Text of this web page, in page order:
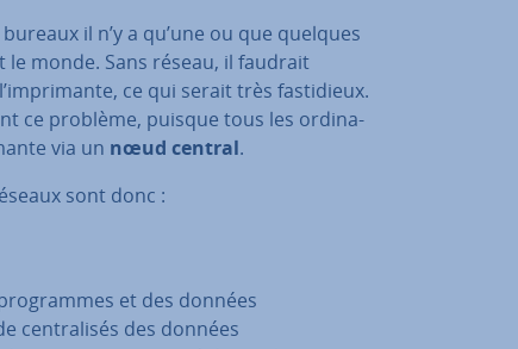
il n’y a qu’une ou que quelques
monde. Sans réseau, il faudrait
ce qui serait très fas­ti­dieux.
ce problème, puisque tous les or­di­na­
via un nœud central.
sont donc :
et des données
cen­tra­li­sés des données